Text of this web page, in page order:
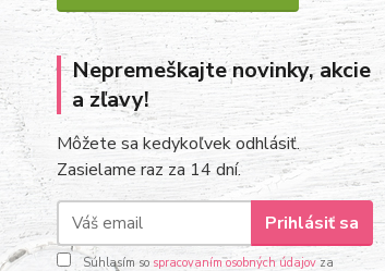
Nepremeškajte novinky, akcie
a zľavy!
Môžete sa kedykoľvek odhlásiť.
Zasielame raz za 14 dní.
Prihlásiť sa
Súhlasím so spracovaním osobných údajovza